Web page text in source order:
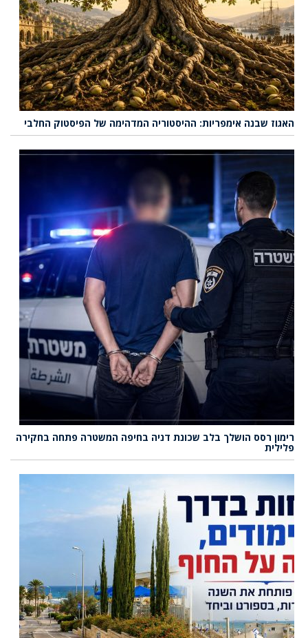
האגוז שבנה אימפריות: ההיסטוריה המדהימה של הפיסטוק החלבי
רימון רסס הושלך בלב שכונת דניה בחיפה המשטרה פתחה בחקירה
פלילית